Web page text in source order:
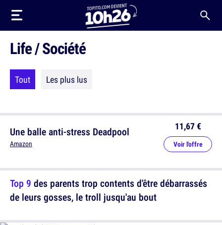
Life / Société
Tout Les plus lus
Une balle anti-stress Deadpool
Amazon
11,67 €
Voir l'offre
Top 9 des parents trop contents d'être débarrassés
de leurs gosses, le troll jusqu'au bout